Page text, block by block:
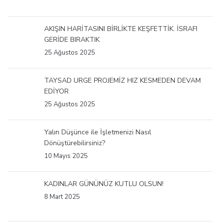
AKIŞIN HARİTASINI BİRLİKTE KEŞFETTİK. İSRAFI
GERİDE BIRAKTIK
25 Ağustos 2025
TAYSAD URGE PROJEMİZ HIZ KESMEDEN DEVAM
EDİYOR
25 Ağustos 2025
Yalın Düşünce ile İşletmenizi Nasıl
Dönüştürebilirsiniz?
10 Mayıs 2025
KADINLAR GÜNÜNÜZ KUTLU OLSUN!
8 Mart 2025